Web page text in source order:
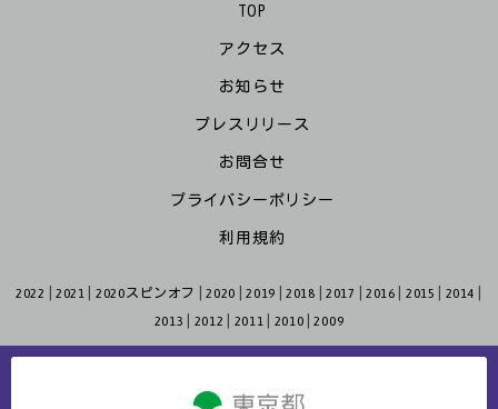
TOP
アクセス
お知らせ
プレスリリース
お問合せ
プライバシーポリシー
利用規約
2022 2021 2020スピンオフ 2020 2019 2018 2017 2016 2015
2014
2013
2012 2011 2010 2009